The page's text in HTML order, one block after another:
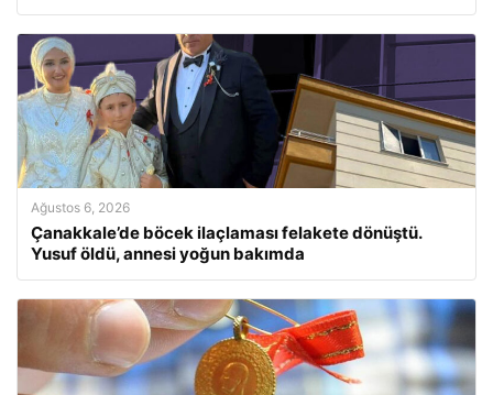
Ağustos 6, 2026
Çanakkale’de böcek ilaçlaması felakete dönüştü.
Yusuf öldü, annesi yoğun bakımda